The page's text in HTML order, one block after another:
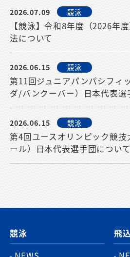
2026.07.09 競泳
【競泳】令和8年度（2026年
法について
2026.06.15 競泳
第11回ジュニアパンパシフィ
ダ/バンクーバー）日本代表選
2026.06.15 競泳
第4回ユースオリンピック競
ール）日本代表選手団につい
競泳
飛込